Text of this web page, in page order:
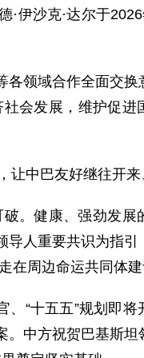
伊沙克·达尔于
领域合作全面交
会发展，维护促进
中巴友好继往开来
。健康、强劲发展
人重要共识为指引
周边命运共同体建
“十五五”规划即
中方祝贺巴基斯坦